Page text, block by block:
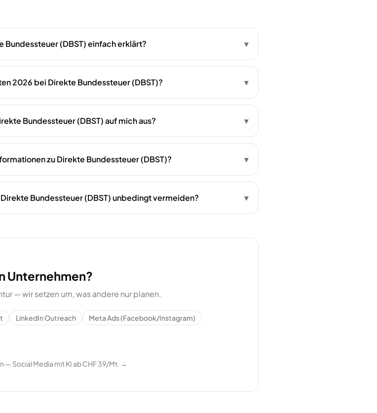
Bundessteuer (DBST) einfach erklärt? ▾
2026 bei Direkte Bundessteuer (DBST)? ▾
Bundessteuer (DBST) auf mich aus? ▾
zu Direkte Bundessteuer (DBST)? ▾
Bundessteuer (DBST) unbedingt vermeiden? ▾
Unternehmen?
— wir setzen um, was andere nur planen.
LinkedIn Outreach
Meta Ads (Facebook/Instagram)
— Social Media mit KI ab CHF 39/Mt. →